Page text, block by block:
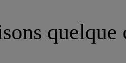
quelque